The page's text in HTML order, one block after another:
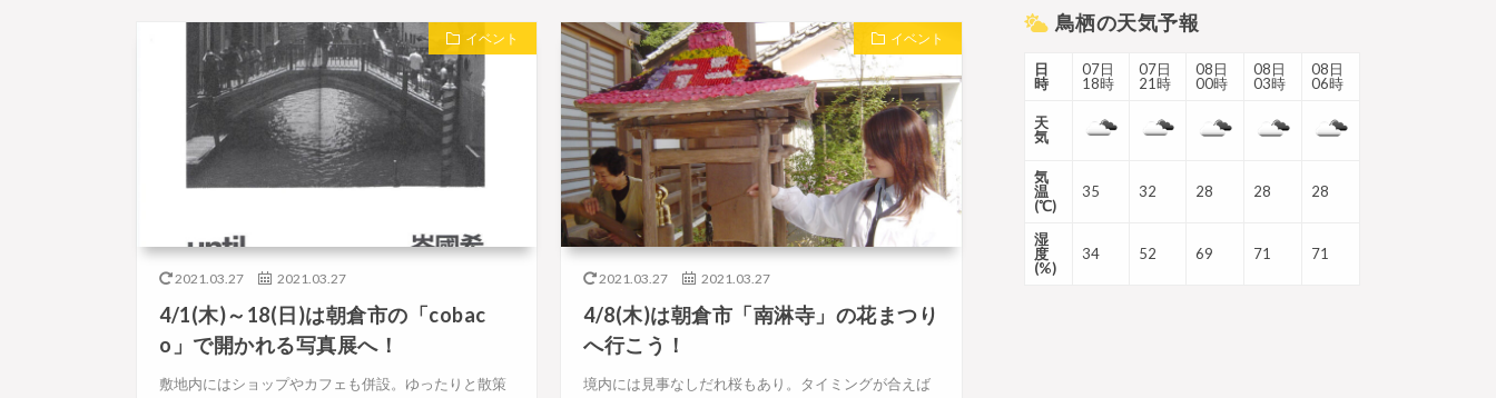
イベント
2021.03.27 2021.03.27
4/1(木)～18(日)は朝倉市の「cobac
o」で開かれる写真展へ！
敷地内にはショップやカフェも併設。ゆったりと散策
イベント
2021.03.27 2021.03.27
4/8(木)は朝倉市「南淋寺」の花まつり
へ行こう！
境内には見事なしだれ桜もあり。タイミングが合えば
鳥栖の天気予報
日
時
07日
18時
07日
21時
08日
00時
08日
03時
08日
06時
天
気
気
温
(℃)
35 32 28 28 28
湿
度
(%)
34 52 69 71 71